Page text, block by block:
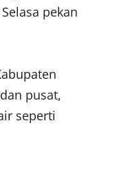
pekan
pusat,
seperti